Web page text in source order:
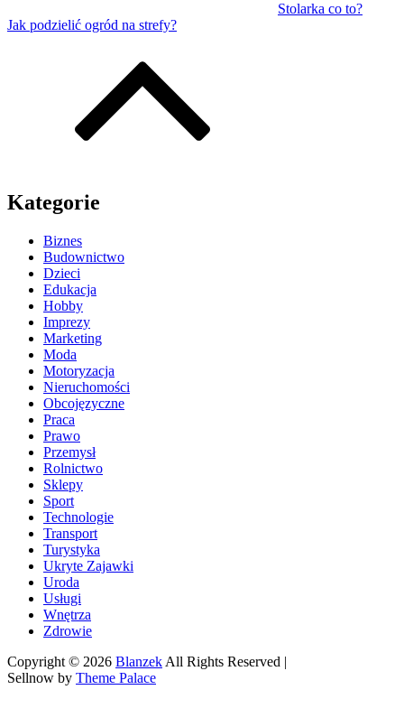
Stolarka co to?
Jak podzielić ogród na strefy?
Kategorie
Biznes
Budownictwo
Dzieci
Edukacja
Hobby
Imprezy
Marketing
Moda
Motoryzacja
Nieruchomości
Obcojęzyczne
Praca
Prawo
Przemysł
Rolnictwo
Sklepy
Sport
Technologie
Transport
Turystyka
Ukryte Zajawki
Uroda
Usługi
Wnętrza
Zdrowie
Copyright © 2026 Blanzek All Rights Reserved |
Sellnow by Theme Palace